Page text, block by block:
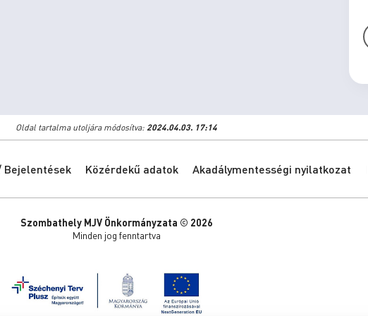
Oldal tartalma utoljára módosítva: 2024.04.03. 17:14
Bejelentések Közérdekű adatok Akadálymentességi nyilatkozat
Szombathely MJV Önkormányzata © 2026
Minden jog fenntartva